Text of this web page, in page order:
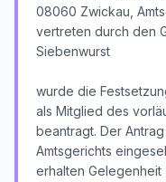
08060 Zwickau,
vertreten durch den
Siebenwurst
wurde die
als Mitglied des
beantragt. Der
Amtsgerichts
erhalten Gelegenheit